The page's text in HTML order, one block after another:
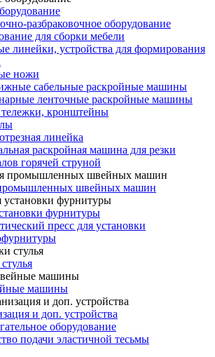
разбраковочное оборудование
для сборки мебели
линейки, устройства для формирования
ножи
сабельные раскройные машины
ленточные раскройные машины
тележки, кронштейны
линейка
раскройная машина для резки
горячей струной
швейных машин
фурнитуры
пресс для установки
машины
и доп. устройства
оборудование
подачи эластичной тесьмы